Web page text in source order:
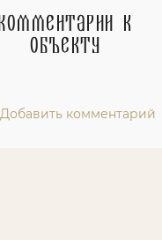
к
объекту
Добавить комментарий